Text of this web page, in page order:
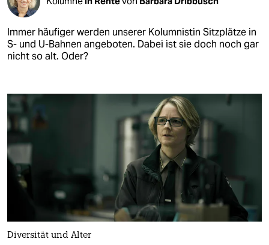
Immer häufiger werden unserer Kolumnistin Sitzplätze in
S- und U-Bahnen angeboten. Dabei ist sie doch noch gar
nicht so alt. Oder?
Diversität und Alter